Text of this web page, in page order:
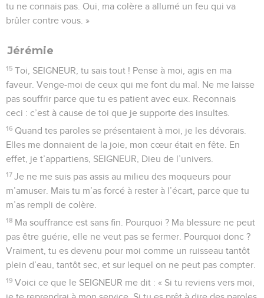
tu ne connais pas. Oui, ma colère a allumé un feu qui va
brûler contre vous. »
Jérémie
15 Toi, SEIGNEUR, tu sais tout ! Pense à moi, agis en ma
faveur. Venge-moi de ceux qui me font du mal. Ne me laisse
pas souffrir parce que tu es patient avec eux. Reconnais
ceci : c’est à cause de toi que je supporte des insultes.
16 Quand tes paroles se présentaient à moi, je les dévorais.
Elles me donnaient de la joie, mon cœur était en fête. En
effet, je t’appartiens, SEIGNEUR, Dieu de l’univers.
17 Je ne me suis pas assis au milieu des moqueurs pour
m’amuser. Mais tu m’as forcé à rester à l’écart, parce que tu
m’as rempli de colère.
18 Ma souffrance est sans fin. Pourquoi ? Ma blessure ne peut
pas être guérie, elle ne veut pas se fermer. Pourquoi donc ?
Vraiment, tu es devenu pour moi comme un ruisseau tantôt
plein d’eau, tantôt sec, et sur lequel on ne peut pas compter.
19 Voici ce que le SEIGNEUR me dit : « Si tu reviens vers moi,